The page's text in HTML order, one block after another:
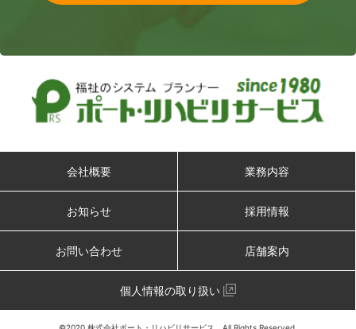
会社概要 業務内容
お知らせ 採用情報
お問い合わせ 店舗案内
個人情報の取り扱い